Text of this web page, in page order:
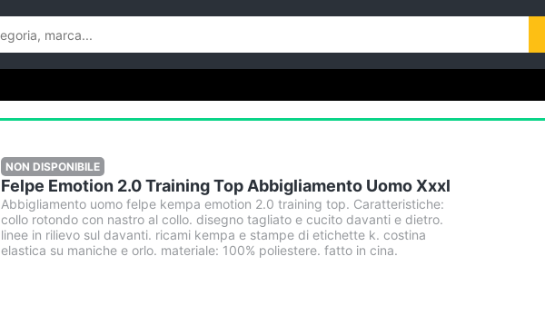
NON DISPONIBILE
Felpe Emotion 2.0 Training Top Abbigliamento Uomo Xxxl
Abbigliamento uomo felpe kempa emotion 2.0 training top. Caratteristiche:
collo rotondo con nastro al collo. disegno tagliato e cucito davanti e dietro.
linee in rilievo sul davanti. ricami kempa e stampe di etichette k. costina
elastica su maniche e orlo. materiale: 100% poliestere. fatto in cina.